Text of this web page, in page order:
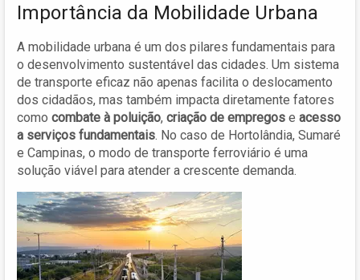
Importância da Mobilidade Urbana
A mobilidade urbana é um dos pilares fundamentais para
o desenvolvimento sustentável das cidades. Um sistema
de transporte eficaz não apenas facilita o deslocamento
dos cidadãos, mas também impacta diretamente fatores
como combate à poluição, criação de empregos e acesso
a serviços fundamentais. No caso de Hortolândia, Sumaré
e Campinas, o modo de transporte ferroviário é uma
solução viável para atender a crescente demanda.